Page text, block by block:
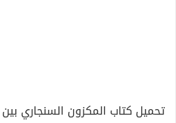
تحميل كتاب المكزون السنجاري